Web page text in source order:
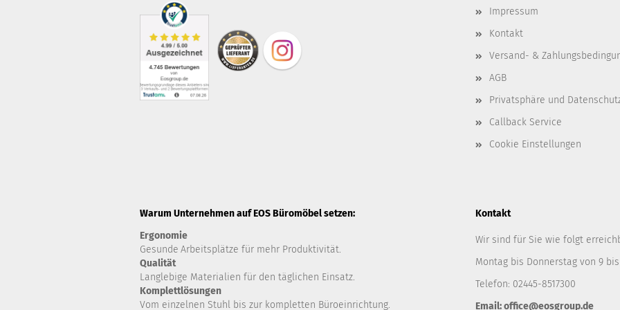
Impressum
Kontakt
Versand- &
AGB
Privatsphäre und
Callback Service
Cookie Einstellungen
Warum Unternehmen auf EOS Büromöbel setzen:
Ergonomie
Gesunde Arbeitsplätze für mehr Produktivität.
Qualität
Langlebige Materialien für den täglichen Einsatz.
Komplettlösungen
Vom einzelnen Stuhl bis zur kompletten Büroeinrichtung.
Kontakt
Wir sind für Sie wie folgt
Montag bis Donnerstag von 9 bis
Telefon: 02445-8517300
Email: office@eosgroup.de